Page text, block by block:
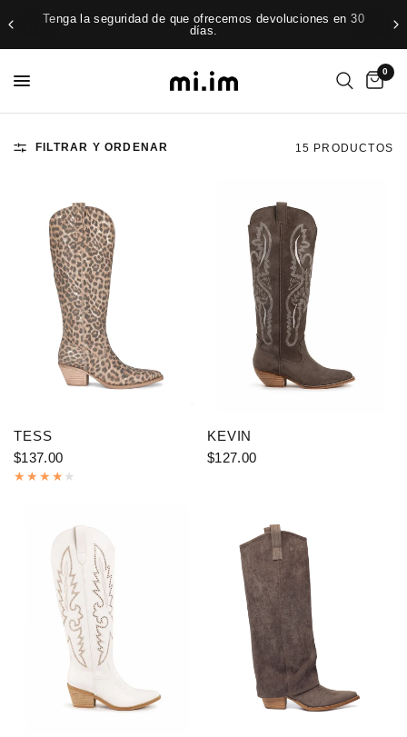
Tenga la seguridad de que ofrecemos devoluciones en 30
días.
0
FILTRAR Y ORDENAR 15 PRODUCTOS
TESS
$137.00
KEVIN
$127.00